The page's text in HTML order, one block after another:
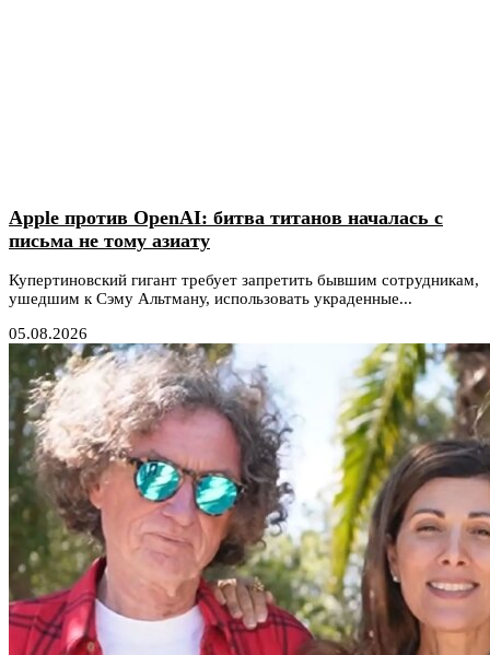
Apple против OpenAI: битва титанов началась с
письма не тому азиату
Купертиновский гигант требует запретить бывшим сотрудникам,
ушедшим к Сэму Альтману, использовать украденные...
05.08.2026